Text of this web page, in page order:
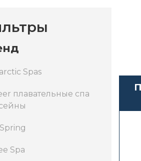
Spas
плавательные спа
Spa